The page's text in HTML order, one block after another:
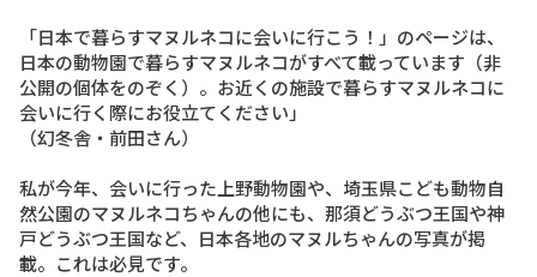
「日本で暮らすマヌルネコに会いに行こう！」のページは、
日本の動物園で暮らすマヌルネコがすべて載っています（非
公開の個体をのぞく）。お近くの施設で暮らすマヌルネコに
会いに行く際にお役立てください」
（幻冬舎・前田さん）
私が今年、会いに行った上野動物園や、埼玉県こども動物自
然公園のマヌルネコちゃんの他にも、那須どうぶつ王国や神
戸どうぶつ王国など、日本各地のマヌルちゃんの写真が掲
載。これは必見です。